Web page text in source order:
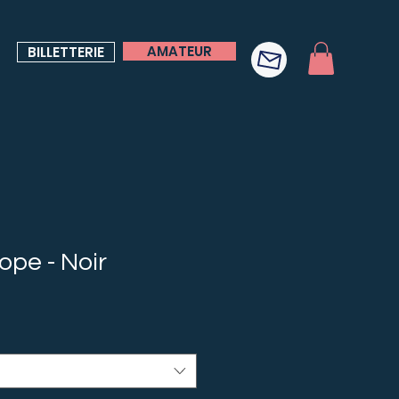
BILLETTERIE AMATEUR
- Noir